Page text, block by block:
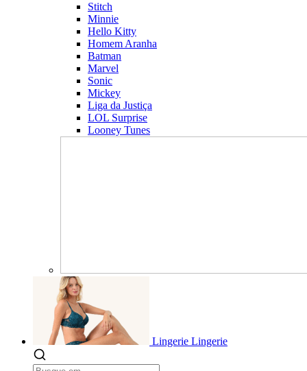
Stitch
Minnie
Hello Kitty
Homem Aranha
Batman
Marvel
Sonic
Mickey
Liga da Justiça
LOL Surprise
Looney Tunes
Lingerie Lingerie